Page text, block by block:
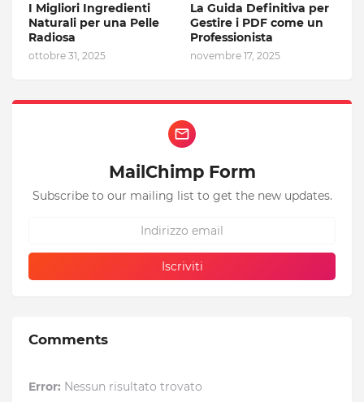
I Migliori Ingredienti
Naturali per una Pelle
Radiosa
ottobre 31, 2025
La Guida Definitiva per
Gestire i PDF come un
Professionista
novembre 17, 2025
MailChimp Form
Subscribe to our mailing list to get the new updates.
Comments
Error: Nessun risultato trovato